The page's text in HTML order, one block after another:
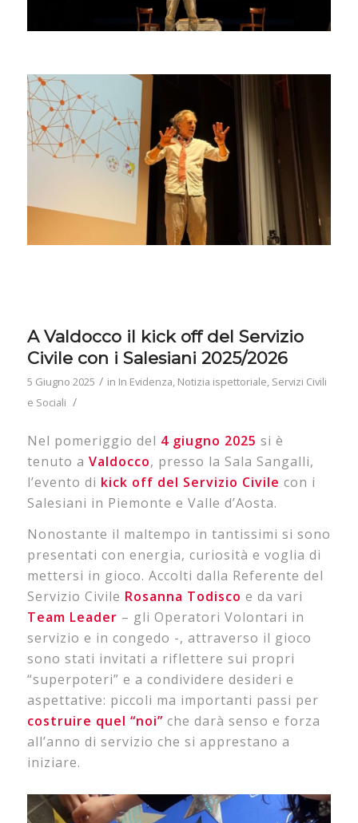
A Valdocco il kick off del Servizio
Civile con i Salesiani 2025/2026
5 Giugno 2025 / in In Evidenza, Notizia ispettoriale, Servizi Civili
e Sociali /
Nel pomeriggio del 4 giugno 2025 si è
tenuto a Valdocco, presso la Sala Sangalli,
l’evento di kick off del Servizio Civile con i
Salesiani in Piemonte e Valle d’Aosta.
Nonostante il maltempo in tantissimi si sono
presentati con energia, curiosità e voglia di
mettersi in gioco. Accolti dalla Referente del
Servizio Civile Rosanna Todisco e da vari
Team Leader – gli Operatori Volontari in
servizio e in congedo -, attraverso il gioco
sono stati invitati a riflettere sui propri
“superpoteri” e a condividere desideri e
aspettative: piccoli ma importanti passi per
costruire quel “noi” che darà senso e forza
all’anno di servizio che si apprestano a
iniziare.